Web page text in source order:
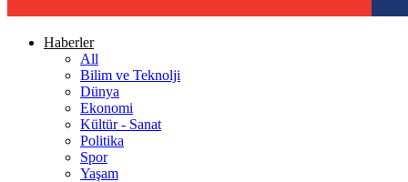
Haberler
All
Bilim ve Teknolji
Dünya
Ekonomi
Kültür - Sanat
Politika
Spor
Yaşam